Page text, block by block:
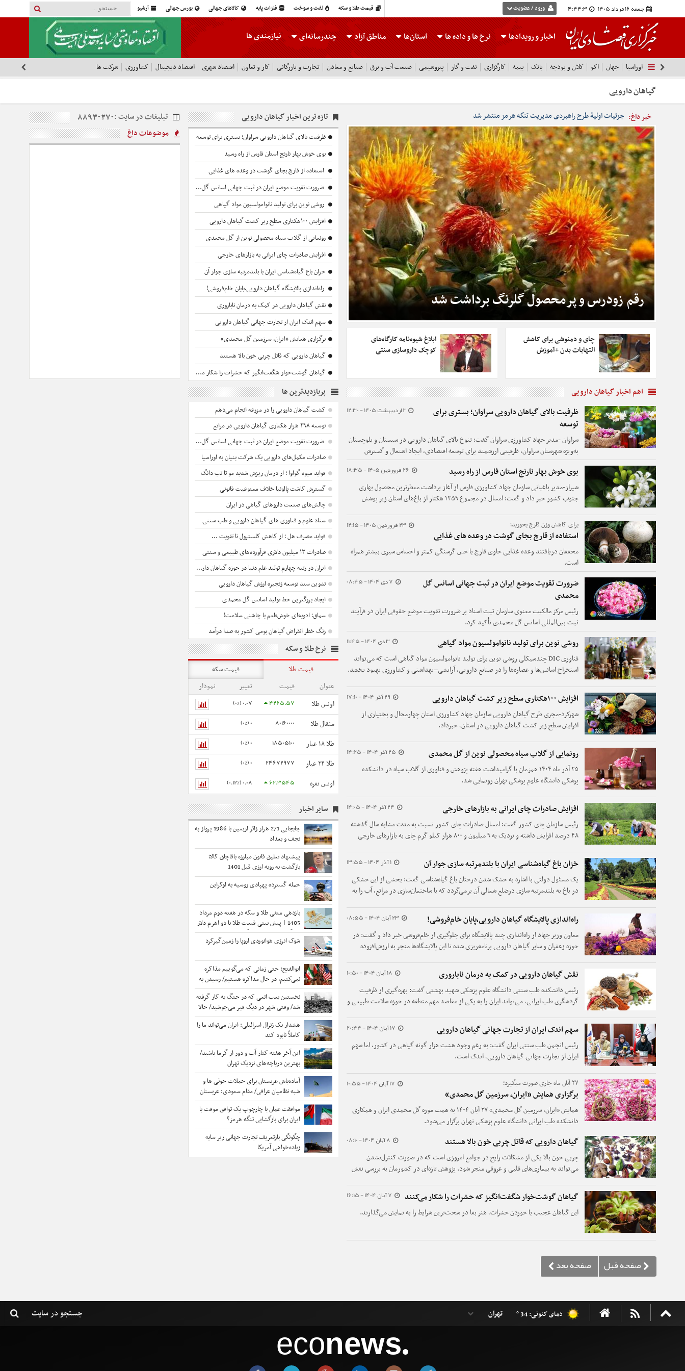
قیمت طلا و سکه نفت و سوخت فلزات پایه کالاهای جهانی بورس جهانی آرشیو جمعه 16 مرداد 1405 4:44:4 ورود / عضویت
اخبار و رویدادها نرخ هاو داده ها استان‌ها مناطق آزاد چندرسانه‌ای نیازمندی ها
اوراسیا جهان اکو کلان و بودجه بانک بیمه کارگزاری نفت و گاز پتروشیمی صنعت آب و برق صنایع و معادن تجارت و بازرگانی کار و تعاون اقتصاد شهری اقتصاد دیجیتال کشاورزی شرکت ها
گیاهان دارویی
خبر داغ: جزئیات اولیۀ طرح راهبردی مدیریت تنگه هرمز منتشر شد
رقم زودرس و پرمحصول گلرنگ برداشت شد
چای و دمنوشی برای کاهش
التهابات بدن +آموزش
ابلاغ شیوه‌نامه کارگاه‌های
کوچک داروسازی سنتی
تازه ترین اخبارگیاهان دارویی
ظرفیت بالای گیاهان دارویی سراوان؛ بستری برای توسعه
بوی خوش بهار نارنج استان فارس از راه رسید
استفاده از قارچ بجای گوشت در وعده های غذایی
ضرورت تقویت موضع ایران در ثبت جهانی اسانس گل محمدی
روشی نوین برای تولید نانوامولسیون مواد گیاهی
افزایش ۱۰۰هکتاری سطح زیر کشت گیاهان دارویی
رونمایی از گلاب سیاه محصولی نوین از گل محمدی
افزایش صادرات چای ایرانی به بازارهای خارجی
خزان باغ گیاه‌شناسی ایران با بلندمرتبه سازی جوار آن
راه‌اندازی پالایشگاه گیاهان دارویی،پایان خام‌فروشی!
نقش گیاهان دارویی در کمک به درمان ناباروری
سهم اندک ایران از تجارت جهانی گیاهان دارویی
برگزاری همایش «ایران، سرزمین گل محمدی»
گیاهان دارویی که قاتل چربی خون بالا هستند
گیاهان گوشت‌خوار شگفت‌انگیز که حشرات را شکار می‌کنند
تبلیغات در سایت :۸۸۹۳۰۲۷۰
موضوعات داغ
اهم اخبار گیاهان دارویی
2 اردیبهشت 1405 - 12:30
ظرفیت بالای گیاهان دارویی سراوان؛ بستری برای
توسعه
سراوان -مدیر جهاد کشاورزی سراوان گفت: تنوع بالای گیاهان دارویی در سیستان و بلوچستان
به‌ویژه شهرستان سراوان، ظرفیتی ارزشمند برای توسعه اقتصادی، ایجاد اشتغال و گسترش
سرمایه‌گذاری در منطقه است.
26 فروردین 1405 - 18:35 بوی خوش بهار نارنج استان فارس از راه رسید
شیراز-مدیر باغبانی سازمان جهاد کشاورزی فارس از آغاز برداشت معطرترین محصول بهاری
جنوب کشور خبر داد و گفت: امسال در مجموع ۱۳۵۹ هکتار از باغ‌های استان زیر پوشش
23 فروردین 1405 - 12:15 برای کاهش وزن قارچ بخورید؛
استفاده از قارچ بجای گوشت در وعده های غذایی
محققان دریافتند وعده غذایی حاوی قارچ با حس گرسنگی کمتر و احساس سیری بیشتر همراه
است.
7 دی 1404 - 08:45
ضرورت تقویت موضع ایران در ثبت جهانی اسانس گل
محمدی
رئیس مرکز مالکیت معنوی سازمان ثبت اسناد بر ضرورت تقویت موضع حقوقی ایران در فرآیند
ثبت بین‌المللی اسانس گل محمدی تأکید کرد.
3 دی 1404 - 11:45 روشی نوین برای تولید نانوامولسیون مواد گیاهی
فناوری DIC چندسیکلی روشی نوین برای تولید نانوامولسیون مواد گیاهی است که می‌تواند
استخراج اسانس‌ها و عصاره‌ها را در صنایع دارویی، آرایشی–بهداشتی و کشاورزی بهبود بخشد.
29 آذر 1404 - 17:10 افزایش ۱۰۰هکتاری سطح زیر کشت گیاهان دارویی
شهرکرد-مجری طرح گیاهان دارویی سازمان جهاد کشاورزی استان چهارمحال و بختیاری از
افزایش سطح زیر کشت گیاهان دارویی در استان، خبرداد.
25 آذر 1404 - 14:25 رونمایی از گلاب سیاه محصولی نوین از گل محمدی
۲۵ آذر ماه ۱۴۰۴ همزمان با گرامیداشت هفته پژوهش و فناوری از گلاب سیاه در دانشکده
پزشکی دانشگاه علوم پزشکی تهران رونمایی شد.
24 آذر 1404 - 14:05 افزایش صادرات چای ایرانی به بازارهای خارجی
رئیس سازمان چای کشور گفت: امسال صادرات چای کشور نسبت به مدت مشابه سال گذشته
۴۸ درصد افزایش داشته و نزدیک به ۹ میلیون و ۸۰۰ هزار کیلو گرم چای به بازارهای خارجی
1 آذر 1404 - 13:55 خزان باغ گیاه‌شناسی ایران با بلندمرتبه سازی جوار آن
یک مسئول دولتی با اشاره به خشک شدن درختان باغ گیاه‌شناسی گفت: بخشی از این خشکی
در باغ به بلندمرتبه سازی درضلع شمالی آن برمی‌گردد که با ساختمان‌سازی در مراتع، آب را به
23 آبان 1404 - 08:55 راه‌اندازی پالایشگاه گیاهان دارویی،پایان خام‌فروشی!
معاون وزیر جهاد از راه‌اندازی چند پالایشگاه برای جلوگیری از خام‌فروشی خبر داد و گفت: در
حوزه زعفران و سایر گیاهان دارویی برنامه‌ریزی شده تا این پالایشگاه‌ها منجر به ارزش‌افزوده
18 آبان 1404 - 10:50 نقش گیاهان دارویی در کمک به درمان ناباروری
رئیس دانشکده طب سنتی دانشگاه علوم پزشکی شهید بهشتی گفت: بهره‌گیری از ظرفیت
گردشگری طب ایرانی، می‌تواند ایران را به یکی از مقاصد مهم منطقه در حوزه سلامت طبیعی و
17 آبان 1404 - 20:44 سهم اندک ایران از تجارت جهانی گیاهان دارویی
رئیس انجمن طب سنتی ایران گفت: به رغم وجود هشت هزار گونه گیاهی در کشور، اما سهم
ایران از تجارت جهانی گیاهان دارویی، اندک است.
17 آبان 1404 - 10:55 ۲۷ آبان ماه جاری صورت میگیرد؛
برگزاری همایش «ایران، سرزمین گل محمدی»
همایش «ایران، سرزمین گل محمدی» ۲۷ آبان ۱۴۰۴ به همت موزه گل محمدی ایران و همکاری
دانشکده طب ایرانی دانشگاه علوم پزشکی تهران برگزار می‌شود.
8 آبان 1404 - 08:10 گیاهان دارویی که قاتل چربی خون بالا هستند
چربی خون بالا یکی از مشکلات رایج در جوامع امروزی است که در صورت کنترل‌نشدن
می‌تواند به بیماری‌های قلبی و عروقی منجر شود. پژوهش تازه‌ای در کشورمان به بررسی نقش
7 آبان 1404 - 16:15 گیاهان گوشت‌خوار شگفت‌انگیز که حشرات را شکار می‌کنند
این گیاهان عجیب با خوردن حشرات، هنر بقا در سخت‌ترین شرایط را به نمایش می‌گذارند.
پربازدیدترین ها
کشت گیاهان دارویی را در مزرعه‌ انجام می‌دهم
توسعه ۲۹۸ هزار هکتاری گیاهان دارویی در مراتع
ضرورت تقویت موضع ایران در ثبت جهانی اسانس گل محمدی
صادرات مکمل‌های دارویی یک شرکت بنیان به اوراسیا
فواید میوه گواوا ؛ از درمان ریزش شدید مو تا تب دانگ
گسترش کاشت پالونیا خلاف ممنوعیت قانونی
چالش‌های صنعت داروهای گیاهی در ایران
ستاد علوم و فناوری های گیاهان دارویی و طب سنتی
فواید مصرف هل ؛ از کاهش کلسترول تا تقویت ...
صادرات ۱۳ میلیون دلاری فرآورده‌های طبیعی و سنتی
ایران در رتبه چهارم تولید علم دنیا در حوزه گیاهان دارویی
تدوین سند توسعه زنجیره ارزش گیاهان دارویی
ایجاد بزرگترین خط تولید اسانس گل محمدی
سماق؛ ادویه‌ای خوش‌طعم با چاشنی سلامت!
زنگ خطر انقراض گیاهان بومی کشور به صدا درآمد
نرخ طلا و سکه
قیمت طلا
قیمت سکه
عنوان
قیمت تغییر
نمودار
اونس طلا
4265.57
0.07 (0%)
مثقال طلا 80160000
0 (0%)
طلا ۱۸ عیار 18505100
0 (0%)
طلا ۲۴ عیار 24672977
0 (0%)
اونس نقره 62.3545
0.08 (0.12%)
سایر اخبار
جابجایی 271 هزار زائر اربعین با 1986 پرواز به
نجف و بغداد
پیشنهاد تعلیق قانون مبارزه باقاچاق کالا؛
بازگشت به رویه ارزی قبل 1401
حمله گسترده پهپادی روسیه به اوکراین
بازدهی منفی طلا و سکه در هفته دوم مرداد
1405 | پیش بینی قیمت طلا با دو اهرم دلار
و تنگه هرمز | شرط بازگشت خریداران به بازار
شوک انرژی هوانوردی اروپا را زمین‌گیر‌کرد
ابوالفتح: حتی زمانی که می‌گوییم مذاکره
نمی‌کنیم، در حال مذاکره هستیم/ رسیدن به
توافق نهایی شبیه معجزه است
نخستین بمب اتمی که در جنگ به کار گرفته
شد/ وقتی شهر در دیگ قیر می‌جوشید/ حالا
بمب زنده است... و چه حس عجیبی دارد که
پشت سر تو باشد
هشدار یک ژنرال اسرائیلی: ایران می‌تواند ما را
کاملاً نابود کند
این آخر هفته کنار آب و دور از گرما باشید/
بهترین دریاچه‌های نزدیک تهران
آماده‌باش عربستان برای حملات حوثی ها و
شبه نظامیان عراقی/ مقام سعودی: عربستان
در تلاش برای کاهش تنش هاست
موافقت عمان با چارچوپ یک توافق موقت با
ایران برای بازگشایی تنگه هرمز؟
چگونگی بازتعریف تجارت جهانی زیر سایه
زیاده‌خواهی آمریکا
دمای کنونی: 34 °
econews●